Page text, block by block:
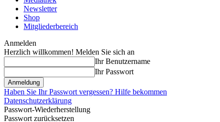
Newsletter
Shop
Mitgliederbereich
Anmelden
Herzlich willkommen! Melden Sie sich an
Ihr Benutzername
Ihr Passwort
Haben Sie Ihr Passwort vergessen? Hilfe bekommen
Datenschutzerklärung
Passwort-Wiederherstellung
Passwort zurücksetzen